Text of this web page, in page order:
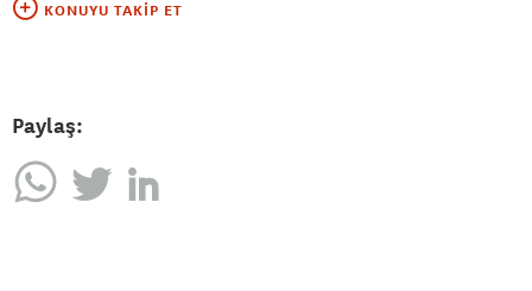
KONUYU TAKIP ET
Paylaş: